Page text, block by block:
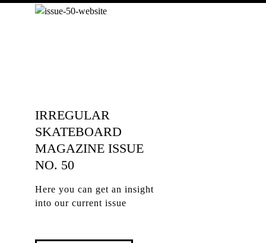
IRREGULAR
SKATEBOARD
MAGAZINE ISSUE
NO. 50
Here you can get an insight
into our current issue